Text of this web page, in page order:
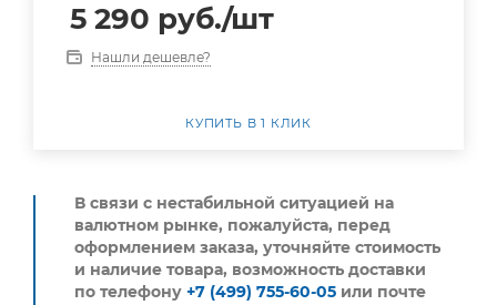
5 290 руб./шт
Нашли дешевле?
КУПИТЬ В 1 КЛИК
В связи с нестабильной ситуацией на
валютном рынке, пожалуйста, перед
оформлением заказа, уточняйте стоимость
и наличие товара, возможность доставки
по телефону +7 (499) 755-60-05 или почте